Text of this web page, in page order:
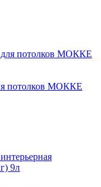
потолков МОККЕ